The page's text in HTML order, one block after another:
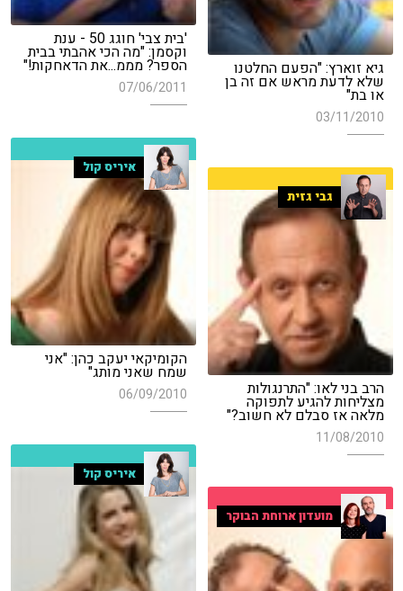
'בית צבי' חוגג 50 - ענת
וקסמן: "מה הכי אהבתי בבית
הספר? מממ...את הדאחקות!"
07/06/2011
גיא זוארץ: "הפעם החלטנו
שלא לדעת מראש אם זה בן
או בת"
03/11/2010
איריס קול
הקומיקאי יעקב כהן: "אני
שמח שאני מותג"
06/09/2010
גבי גזית
הרב בני לאו: "התרנגולות
מצליחות להגיע לתפוקה
מלאה אז סבלם לא חשוב?"
11/08/2010
איריס קול
מועדון ארוחת הבוקר